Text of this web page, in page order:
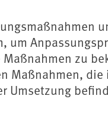
um
zu
Maßnahmen,